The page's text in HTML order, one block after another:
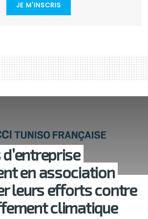
JE M'INSCRIS
en association
leurs efforts contre
climatique